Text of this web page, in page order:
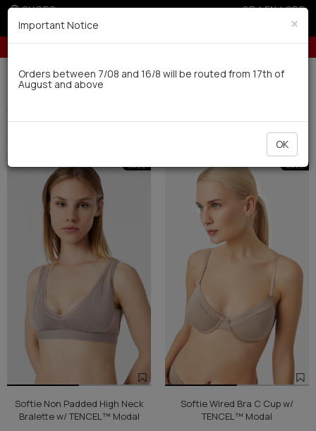
SHOPS GR|EN|SRB
10% off for orders over 250€ for EU & 300€ for non EU
Delivery in 7-9 working days via UPS
Woman
Filter
SALE
Softie Non Padded High Neck
Bralette w/ TENCEL™ Modal
SALE
Softie Wired Bra C Cup w/
TENCEL™ Modal
×
Important Notice
Orders between 7/08 and 16/8 will be routed from 17th of
August and above
OK